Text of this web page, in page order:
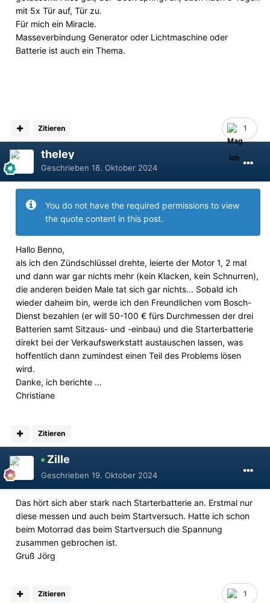
mit 5x Tür auf, Tür zu.
Für mich ein Miracle.
Masseverbindung Generator oder Lichtmaschine oder
Batterie ist auch ein Thema.
1
Zitieren
theley
Geschrieben 18. Oktober 2024
You do not have the required permissions to view
the quote content in this post.
Hallo Benno,
als ich den Zündschlüssel drehte, leierte der Motor 1, 2 mal
und dann war gar nichts mehr (kein Klacken, kein Schnurren),
die anderen beiden Male tat sich gar nichts... Sobald ich
wieder daheim bin, werde ich den Freundlichen vom Bosch-
Dienst bezahlen (er will 50-100 € fürs Durchmessen der drei
Batterien samt Sitzaus- und -einbau) und die Starterbatterie
direkt bei der Verkaufswerkstatt austauschen lassen, was
hoffentlich dann zumindest einen Teil des Problems lösen
wird.
Danke, ich berichte ...
Christiane
Zitieren
Zille
Geschrieben 19. Oktober 2024
Das hört sich aber stark nach Starterbatterie an. Erstmal nur
diese messen und auch beim Startversuch. Hatte ich schon
beim Motorrad das beim Startversuch die Spannung
zusammen gebrochen ist.
Gruß Jörg
1
Zitieren